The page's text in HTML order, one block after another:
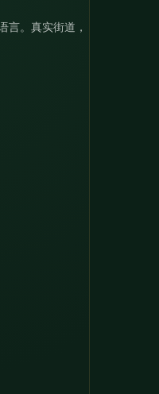
言。真实街道，